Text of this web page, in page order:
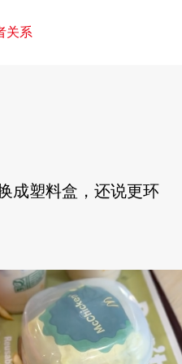
关系
成塑料盒，还说更环